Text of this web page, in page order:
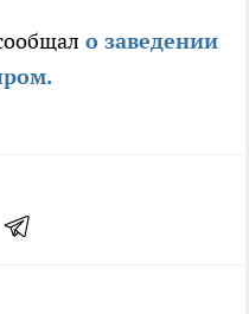
о заведении